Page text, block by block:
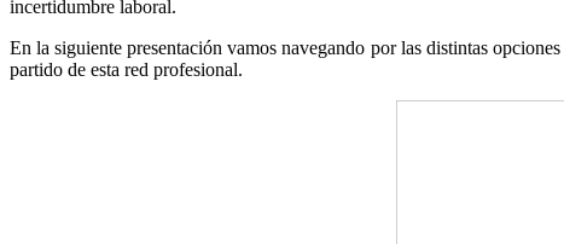
incertidumbre laboral.
En la siguiente presentación vamos navegando por las distintas
partido de esta red profesional.